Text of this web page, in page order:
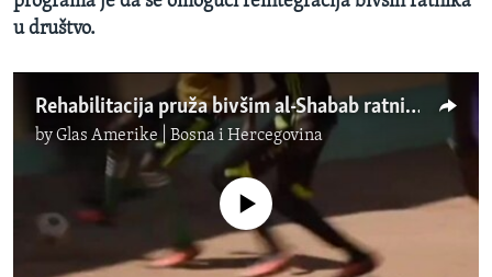
Jezici
u društvo.
Rehabilitacija pruža bivšim al-Shabab ratnicima šansu za novi život
byGlas Amerike | Bosna i Hercegovina
No media source currently available